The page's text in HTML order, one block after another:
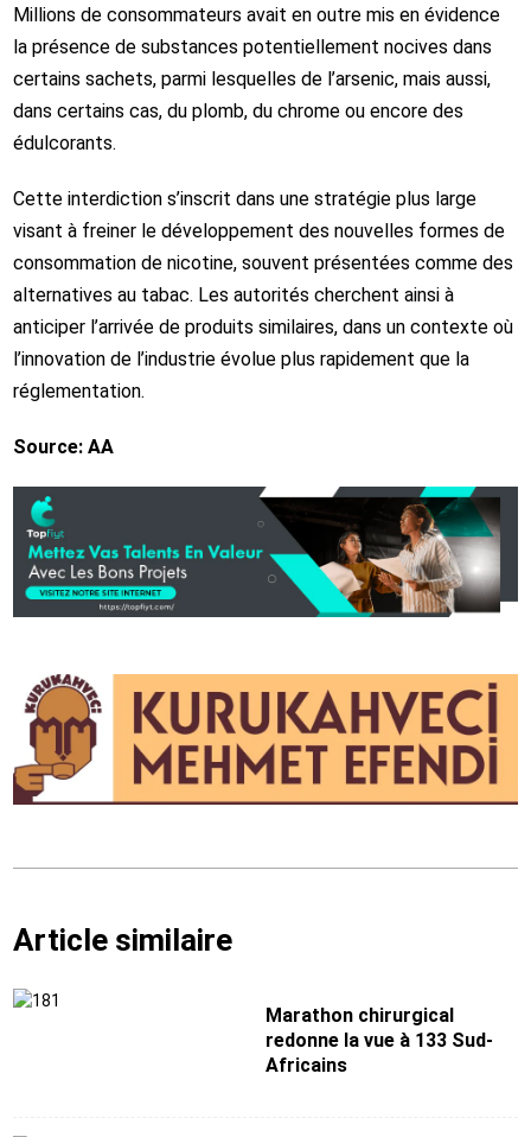
Millions de consommateurs avait en outre mis en évidence
la présence de substances potentiellement nocives dans
certains sachets, parmi lesquelles de l’arsenic, mais aussi,
dans certains cas, du plomb, du chrome ou encore des
édulcorants.
Cette interdiction s’inscrit dans une stratégie plus large
visant à freiner le développement des nouvelles formes de
consommation de nicotine, souvent présentées comme des
alternatives au tabac. Les autorités cherchent ainsi à
anticiper l’arrivée de produits similaires, dans un contexte où
l’innovation de l’industrie évolue plus rapidement que la
réglementation.
Source: AA
Article similaire
Marathon chirurgical
redonne la vue à 133 Sud-
Africains